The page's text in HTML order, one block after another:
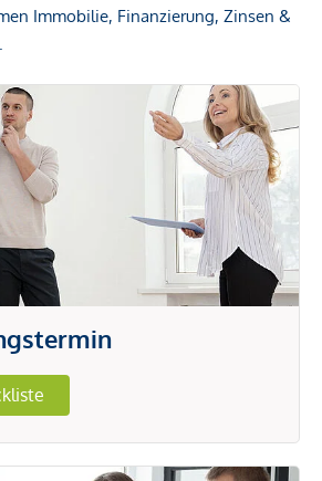
Immobilie, Finanzierung, Zinsen &